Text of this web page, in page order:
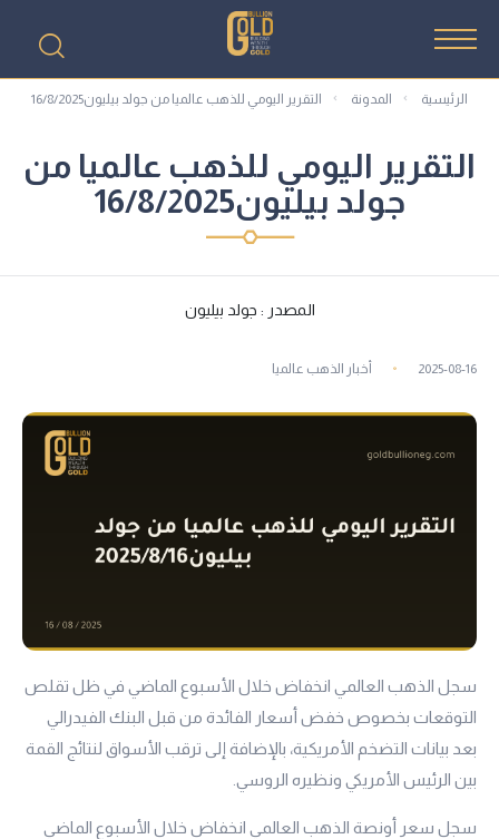
الرئيسية المدونة التقرير اليومي للذهب عالميا من جولد بيليون16/8/2025
التقرير اليومي للذهب عالميا من
جولد بيليون16/8/2025
المصدر : جولد بيليون
2025-08-16 أخبار الذهب عالميا
سجل الذهب العالمي انخفاض خلال الأسبوع الماضي في ظل تقلص
التوقعات بخصوص خفض أسعار الفائدة من قبل البنك الفيدرالي
بعد بيانات التضخم الأمريكية، بالإضافة إلى ترقب الأسواق لنتائج القمة
بين الرئيس الأمريكي ونظيره الروسي.
سجل سعر أونصة الذهب العالمي انخفاض خلال الأسبوع الماضي